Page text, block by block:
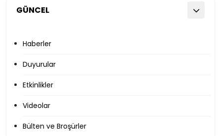
GÜNCEL
Haberler
Duyurular
Etkinlikler
Videolar
Bülten ve Broşürler